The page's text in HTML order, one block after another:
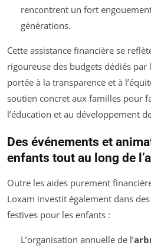
rencontrent un fort
générations.
Cette assistance financière se
rigoureuse des budgets dédiés par
portée à la transparence et à
soutien concret aux familles pour
l’éducation et au développement
Des événements et
enfants tout au long de
Outre les aides purement
Loxam investit également dans
festives pour les enfants :
L’organisation annuelle de l’